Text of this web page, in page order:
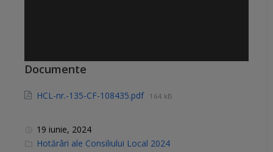
Documente
HCL-nr.-135-CF-108435.pdf 164 kB
19 iunie, 2024
C
Hotărâri ale Consiliului Local 2024